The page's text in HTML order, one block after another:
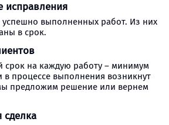
исправления
успешно выполненных работ. Из них
в срок.
срок на каждую работу – минимум
в процессе выполнения возникнут
предложим решение или вернем
сделка